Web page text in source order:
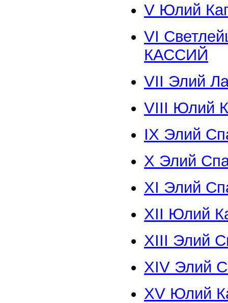
V Юлий
VI
КАССИЙ
VII Элий
VIII Юлий
IX Элий
X Элий
XI Элий
XII Юлий
XIII Элий
XIV Элий
XV Юлий